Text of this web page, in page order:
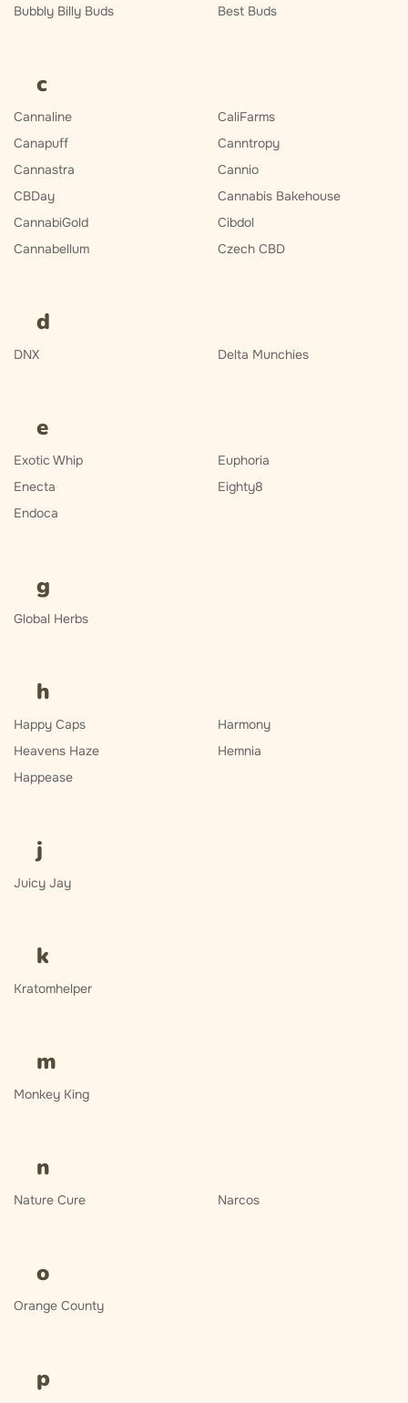
Bubbly Billy Buds Best Buds
c
Cannaline
CaliFarms
Canapuff
Canntropy
Cannastra
Cannio
CBDay
Cannabis Bakehouse
CannabiGold
Cibdol
Cannabellum
Czech CBD
d
DNX Delta Munchies
e
Exotic Whip
Euphoria
Enecta
Eighty8
Endoca
g
Global Herbs
h
Happy Caps
Harmony
Heavens Haze
Hemnia
Happease
j
Juicy Jay
k
Kratomhelper
m
Monkey King
n
Nature Cure Narcos
o
Orange County
p